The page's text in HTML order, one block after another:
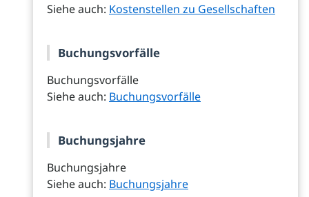
Siehe auch: Kostenstellen zu Gesellschaften
Buchungsvorfälle
Buchungsvorfälle
Siehe auch: Buchungsvorfälle
Buchungsjahre
Buchungsjahre
Siehe auch: Buchungsjahre